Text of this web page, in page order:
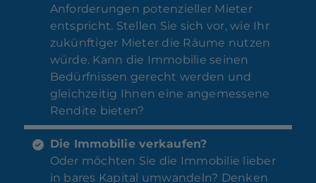
Anforderungen potenzieller Mieter
entspricht. Stellen Sie sich vor, wie Ihr
zukünftiger Mieter die Räume nutzen
würde. Kann die Immobilie seinen
Bedürfnissen gerecht werden und
gleichzeitig Ihnen eine angemessene
Rendite bieten?
Die Immobilie verkaufen?
Oder möchten Sie die Immobilie lieber
in bares Kapital umwandeln? Denken